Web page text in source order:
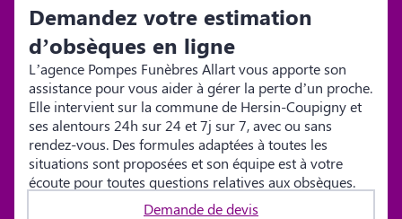
Demandez votre estimation
d’obsèques en ligne
L’agence Pompes Funèbres Allart vous apporte son
assistance pour vous aider à gérer la perte d’un proche.
Elle intervient sur la commune de Hersin-Coupigny et
ses alentours 24h sur 24 et 7j sur 7, avec ou sans
rendez-vous. Des formules adaptées à toutes les
situations sont proposées et son équipe est à votre
écoute pour toutes questions relatives aux obsèques.
Demande de devis